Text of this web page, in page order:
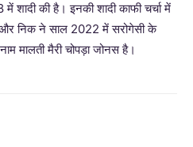
शादी की है। इनकी शादी काफी चर्चा में
और निक ने साल 2022 में सरोगेसी के
मालती मैरी चोपड़ा जोनस है।